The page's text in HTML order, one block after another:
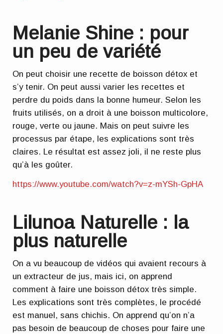
Melanie Shine : pour
un peu de variété
On peut choisir une recette de boisson détox et
s’y tenir. On peut aussi varier les recettes et
perdre du poids dans la bonne humeur. Selon les
fruits utilisés, on a droit à une boisson multicolore,
rouge, verte ou jaune. Mais on peut suivre les
processus par étape, les explications sont très
claires. Le résultat est assez joli, il ne reste plus
qu’à les goûter.
https://www.youtube.com/watch?v=z-mYSh-GpHA
Lilunoa Naturelle : la
plus naturelle
On a vu beaucoup de vidéos qui avaient recours à
un extracteur de jus, mais ici, on apprend
comment à faire une boisson détox très simple.
Les explications sont très complètes, le procédé
est manuel, sans chichis. On apprend qu’on n’a
pas besoin de beaucoup de choses pour faire une